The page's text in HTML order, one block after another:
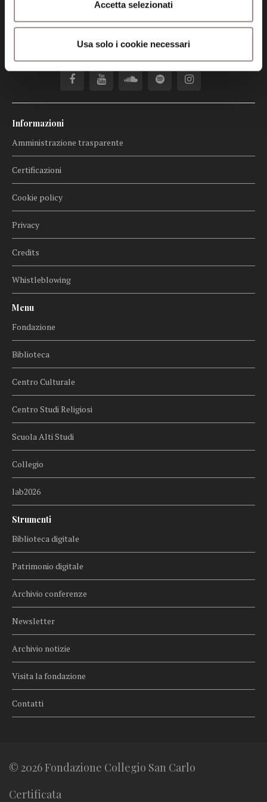
Accetta selezionati
Usa solo i cookie necessari
Informazioni
Amministrazione trasparente
Certificazioni
Cookie policy
Privacy
Credits
Whistleblowing
Menu
Fondazione
Biblioteca
Centro Culturale
Centro Studi Religiosi
Scuola Alti Studi
Collegio
lab2026
Strumenti
Biblioteca digitale
Patrimonio digitale
Archivio conferenze
Newsletter
Archivio notizie
Visita la fondazione
Contatti
© 2026 Fondazione Collegio San Carlo
Certificata